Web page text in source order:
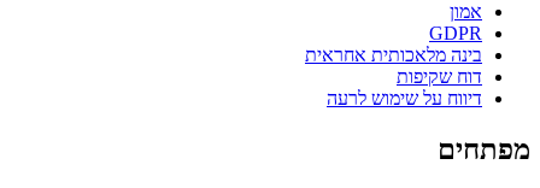
אמון
GDPR
בינה מלאכותית אחראית
דוח שקיפות
דיווח על שימוש לרעה
מפתחים